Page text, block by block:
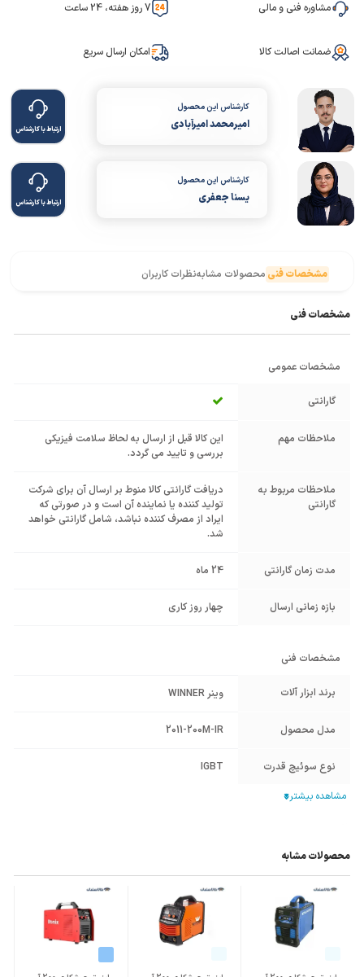
مشاوره فنی و مالی 7 روز هفته، 24 ساعت
ضمانت اصالت کالا امکان ارسال سریع
کارشناس این محصول
امیرمحمد امیرآبادی ارتباط با کارشناس
کارشناس این محصول
یسنا جعفری ارتباط با کارشناس
مشخصات فنی محصولات مشابهنظرات کاربران
مشخصات فنی
مشخصات عمومی
گارانتی
ملاحظات مهم
این کالا قبل از ارسال به لحاظ سلامت فیزیکی
بررسی و تایید می گردد.
ملاحظات مربوط به
گارانتی
دریافت گارانتی کالا منوط بر ارسال آن برای شرکت
تولید کننده یا نماینده آن است و در صورتی که
ایراد از مصرف کننده نباشد، شامل گارانتی خواهد
شد.
مدت زمان گارانتی 24 ماه
بازه زمانی ارسال چهار روز کاری
مشخصات فنی
برند ابزار آلات وینر WINNER
مدل محصول 2011-200M-IR
نوع سوئیچ قدرت IGBT
کلاس ایمنی
ولتاژ ورودی 220 ولت - برق تک فاز
درجه حفاظت بدنه IP21S
چرخه کار (Duty
محصولات مشابه